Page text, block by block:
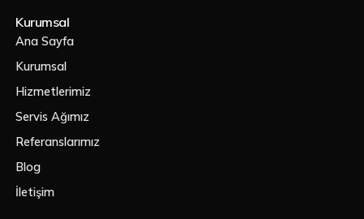
Kurumsal
Ana Sayfa
Kurumsal
Hizmetlerimiz
Servis Ağımız
Referanslarımız
Blog
İletişim